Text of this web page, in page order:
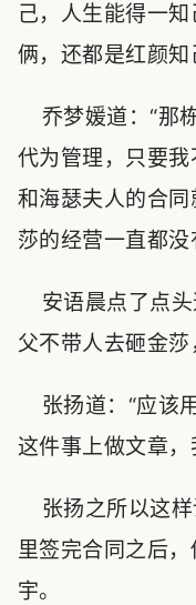
己，人生能得一
俩，还都是红颜知
乔梦媛道：“那
代为管理，只要
和海瑟夫人的合
莎的经营一直都
安语晨点了点头
父不带人去砸金
张扬道：“应该
这件事上做文章
张扬之所以这样
里签完合同之后
宇。